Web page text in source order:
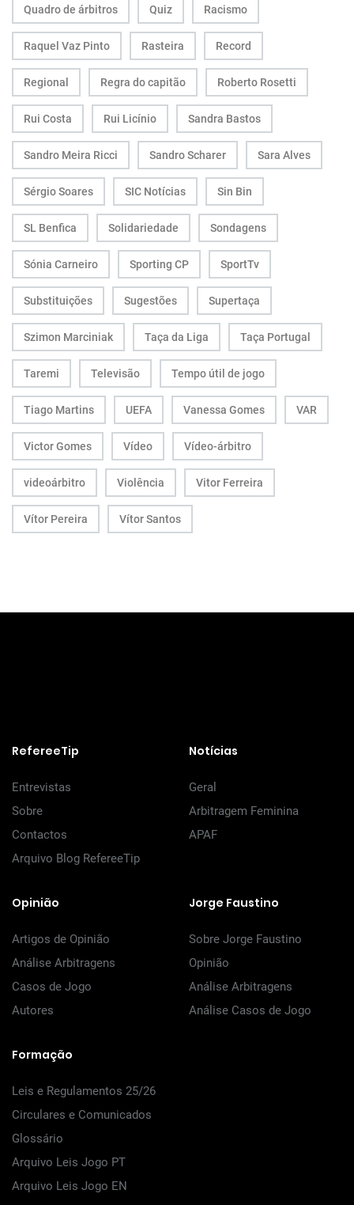
Quadro de árbitros Quiz Racismo
Raquel Vaz Pinto Rasteira Record
Regional Regra do capitão Roberto Rosetti
Rui Costa Rui Licínio Sandra Bastos
Sandro Meira Ricci Sandro Scharer Sara Alves
Sérgio Soares SIC Notícias Sin Bin
SL Benfica Solidariedade Sondagens
Sónia Carneiro Sporting CP SportTv
Substituições Sugestões Supertaça
Szimon Marciniak Taça da Liga Taça Portugal
Taremi Televisão Tempo útil de jogo
Tiago Martins UEFA Vanessa Gomes VAR
Victor Gomes Vídeo Vídeo-árbitro
videoárbitro Violência Vitor Ferreira
Vítor Pereira Vítor Santos
RefereeTip
Entrevistas
Sobre
Contactos
Arquivo Blog RefereeTip
Notícias
Geral
Arbitragem Feminina
APAF
Opinião
Artigos de Opinião
Análise Arbitragens
Casos de Jogo
Autores
Jorge Faustino
Sobre Jorge Faustino
Opinião
Análise Arbitragens
Análise Casos de Jogo
Formação
Leis e Regulamentos 25/26
Circulares e Comunicados
Glossário
Arquivo Leis Jogo PT
Arquivo Leis Jogo EN